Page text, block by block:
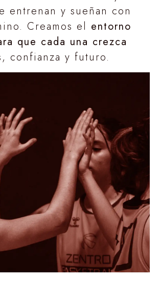
entrenan y sueñan con
Creamos el entorno
que cada una crezca
confianza y futuro.